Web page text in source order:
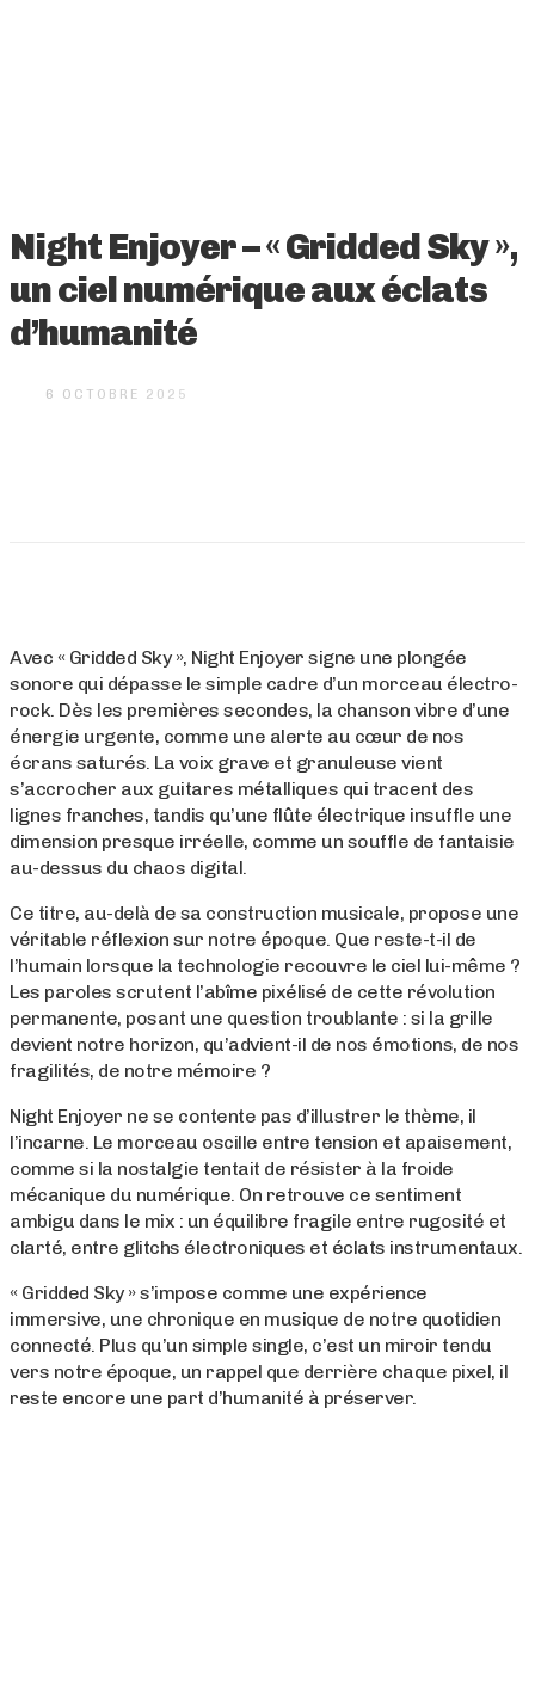
Night Enjoyer – « Gridded Sky »,
un ciel numérique aux éclats
d’humanité
6 OCTOBRE 2025
Avec « Gridded Sky », Night Enjoyer signe une plongée
sonore qui dépasse le simple cadre d’un morceau électro-
rock. Dès les premières secondes, la chanson vibre d’une
énergie urgente, comme une alerte au cœur de nos
écrans saturés. La voix grave et granuleuse vient
s’accrocher aux guitares métalliques qui tracent des
lignes franches, tandis qu’une flûte électrique insuffle une
dimension presque irréelle, comme un souffle de fantaisie
au-dessus du chaos digital.
Ce titre, au-delà de sa construction musicale, propose une
véritable réflexion sur notre époque. Que reste-t-il de
l’humain lorsque la technologie recouvre le ciel lui-même ?
Les paroles scrutent l’abîme pixélisé de cette révolution
permanente, posant une question troublante : si la grille
devient notre horizon, qu’advient-il de nos émotions, de nos
fragilités, de notre mémoire ?
Night Enjoyer ne se contente pas d’illustrer le thème, il
l’incarne. Le morceau oscille entre tension et apaisement,
comme si la nostalgie tentait de résister à la froide
mécanique du numérique. On retrouve ce sentiment
ambigu dans le mix : un équilibre fragile entre rugosité et
clarté, entre glitchs électroniques et éclats instrumentaux.
« Gridded Sky » s’impose comme une expérience
immersive, une chronique en musique de notre quotidien
connecté. Plus qu’un simple single, c’est un miroir tendu
vers notre époque, un rappel que derrière chaque pixel, il
reste encore une part d’humanité à préserver.